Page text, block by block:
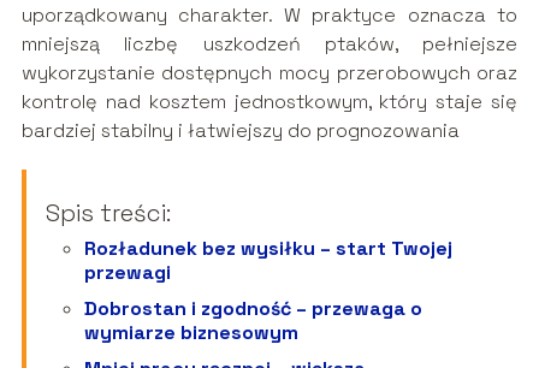
uporządkowany charakter. W praktyce oznacza to
mniejszą liczbę uszkodzeń ptaków, pełniejsze
wykorzystanie dostępnych mocy przerobowych oraz
kontrolę nad kosztem jednostkowym, który staje się
bardziej stabilny i łatwiejszy do prognozowania
Spis treści:
Rozładunek bez wysiłku – start Twojej
przewagi
Dobrostan i zgodność – przewaga o
wymiarze biznesowym